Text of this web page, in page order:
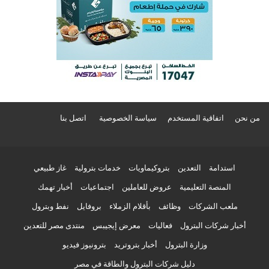
من نحن اتفاقية المستخدم سياسة الخصوصية اتصل بنا
استدامة التعدين بتروكيماويات خدمات بترولية غاز طبيعي
المنصة التعليمية عروض للعاملين اجتماعيات أخبار تهمك
ملعب الشركات وظائف بأقلام الزملاء بروفايل نفط وبترول
أخبار شركات البترول فعاليات معرض إيجيبس منتدى مصر للتعدين
وزارة البترول أخبار بتروتريد بترونيوز فيديو
دليل شركات البترول والطاقة في مصر